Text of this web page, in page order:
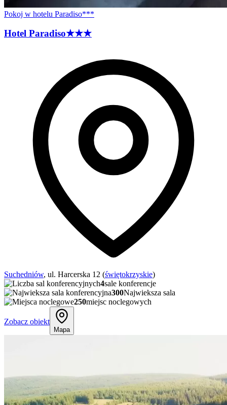
Pokoj w hotelu Paradiso***
Hotel Paradiso★★★
Suchedniów, ul. Harcerska 12 (świętokrzyskie)
4sale konferencje
300Najwieksza sala
250miejsc noclegowych
Zobacz obiekt
Mapa